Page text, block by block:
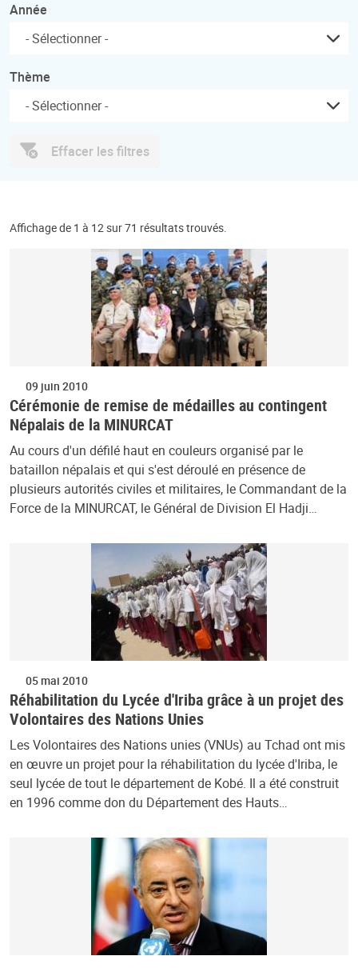
Année
Thème
Effacer les filtres
Affichage de 1 à 12 sur 71 résultats trouvés.
09 juin 2010
Cérémonie de remise de médailles au contingent
Népalais de la MINURCAT
Au cours d'un défilé haut en couleurs organisé par le
bataillon népalais et qui s'est déroulé en présence de
plusieurs autorités civiles et militaires, le Commandant de la
Force de la MINURCAT, le Général de Division El Hadji…
05 mai 2010
Réhabilitation du Lycée d'Iriba grâce à un projet des
Volontaires des Nations Unies
Les Volontaires des Nations unies (VNUs) au Tchad ont mis
en œuvre un projet pour la réhabilitation du lycée d'Iriba, le
seul lycée de tout le département de Kobé. Il a été construit
en 1996 comme don du Département des Hauts…